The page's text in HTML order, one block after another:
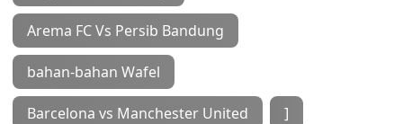
Arema FC Vs Persib Bandung
bahan-bahan Wafel
Barcelona vs Manchester United ]